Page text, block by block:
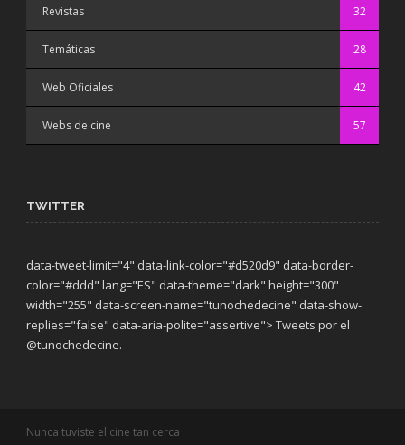
Revistas 32
Temáticas 28
Web Oficiales 42
Webs de cine 57
TWITTER
data-tweet-limit="4" data-link-color="#d520d9" data-border-
color="#ddd" lang="ES" data-theme="dark" height="300"
width="255" data-screen-name="tunochedecine" data-show-
replies="false" data-aria-polite="assertive"> Tweets por el
@tunochedecine.
Nunca tuviste el cine tan cerca